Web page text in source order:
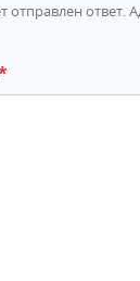
отправлен ответ.